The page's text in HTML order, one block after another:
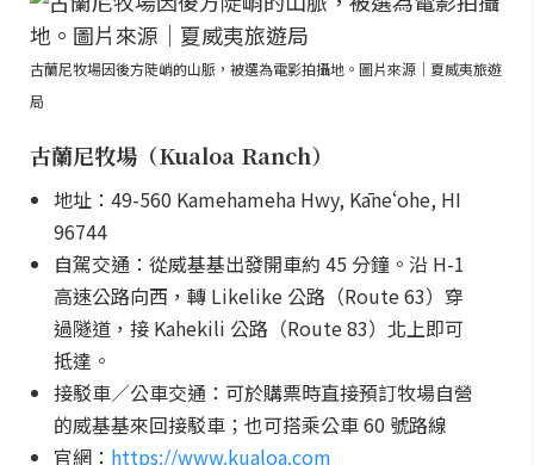
古蘭尼牧場因後方陡峭的山脈，被選為電影拍攝地。圖片來源｜夏威夷旅遊
局
古蘭尼牧場（Kualoa Ranch）
地址：49-560 Kamehameha Hwy, Kāneʻohe, HI
96744
自駕交通：從威基基出發開車約 45 分鐘。沿 H-1
高速公路向西，轉 Likelike 公路（Route 63）穿
過隧道，接 Kahekili 公路（Route 83）北上即可
抵達。
接駁車／公車交通：可於購票時直接預訂牧場自營
的威基基來回接駁車；也可搭乘公車 60 號路線
官網： https://www.kualoa.com